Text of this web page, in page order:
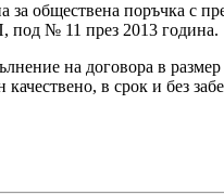
обществена поръчка с
под № 11 през 2013 година.
на договора в
в срок и без